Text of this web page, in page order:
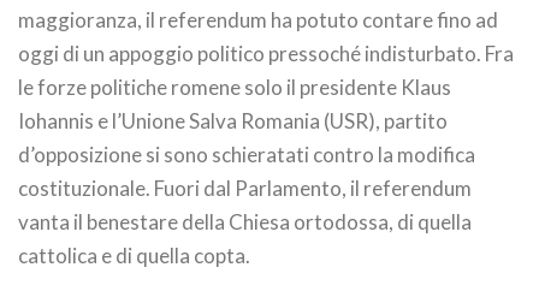
maggioranza, il referendum ha potuto contare fino ad
oggi di un appoggio politico pressoché indisturbato. Fra
le forze politiche romene solo il presidente Klaus
Iohannis e l’Unione Salva Romania (USR), partito
d’opposizione si sono schieratati contro la modifica
costituzionale. Fuori dal Parlamento, il referendum
vanta il benestare della Chiesa ortodossa, di quella
cattolica e di quella copta.